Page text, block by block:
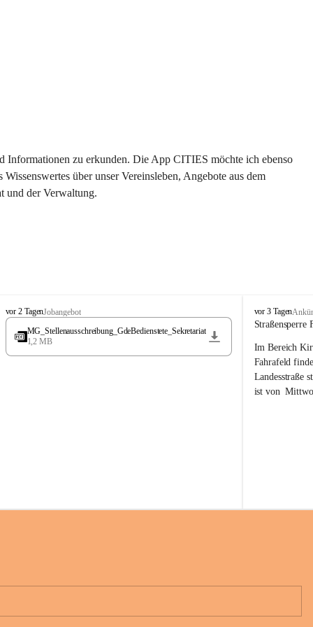
Informationen zu erkunden. Die App CITIES möchte ich ebenso
über unser Vereinsleben, Angebote aus dem
und der Verwaltung.
S
t
s
vor 2 TagenJobangebot
MG_Stellenausschreibung_GdeBedienstete_Sekretariat
1,2 MB
S
t
s
s
i
n
vor 3 Tagen
Straßensperre
Im Bereich
Fahrafeld
Landesstraße
ist von